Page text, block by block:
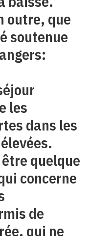
outre, que
soutenue
les
dans les
quelque
concerne
de
qui ne